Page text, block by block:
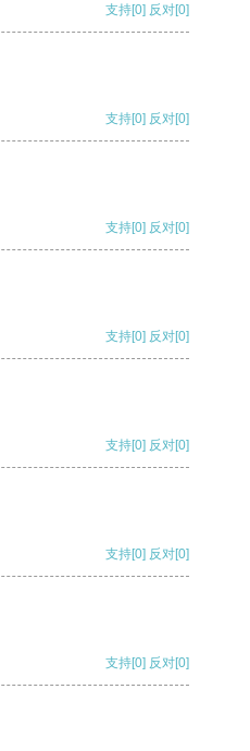
支持[0] 反对[0]
支持[0] 反对[0]
支持[0] 反对[0]
支持[0] 反对[0]
支持[0] 反对[0]
支持[0] 反对[0]
支持[0] 反对[0]